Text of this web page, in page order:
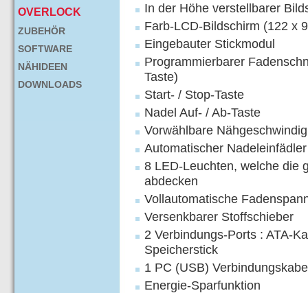
OVERLOCK
ZUBEHÖR
SOFTWARE
NÄHIDEEN
DOWNLOADS
In der Höhe verstellbarer
Farb-LCD-Bildschirm (122 x
Eingebauter Stickmodul
Programmierbarer
Taste)
Start- / Stop-Taste
Nadel Auf- / Ab-Taste
Vorwählbare
Automatischer Nadeleinfädler
8 LED-Leuchten, welche die
abdecken
Vollautomatische
Versenkbarer Stoffschieber
2 Verbindungs-Ports : ATA-
Speicherstick
1 PC (USB)
Energie-Sparfunktion